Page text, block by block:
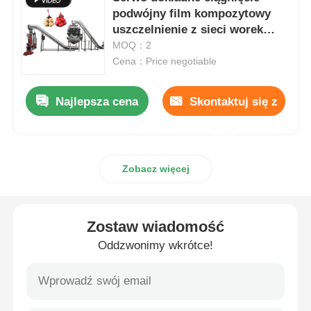
Wielopasmowa maszyna pakująca
Maszyny do pakowania
podwójny film kompozytowy
uszczelnienie z sieci worek
obcinania maszyny
MOQ：2
Cena：Price negotiable
Najlepsza cena Skontaktuj się z
Zobacz więcej
Zostaw wiadomość
Oddzwonimy wkrótce!